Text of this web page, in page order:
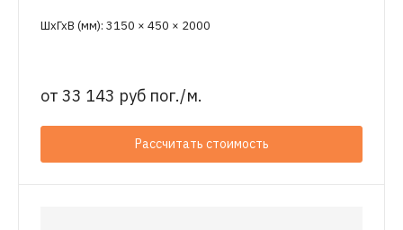
ШхГхВ (мм): 3150 × 450 × 2000
от 33 143 руб пог./м.
Рассчитать стоимость